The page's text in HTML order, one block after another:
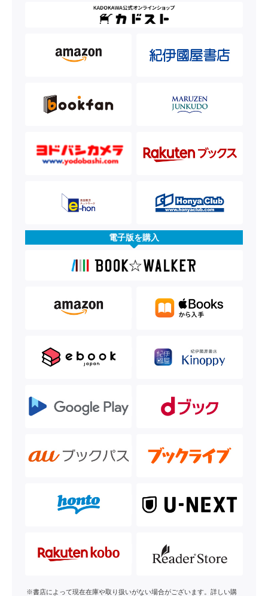
電子版を購入
※書店によって現在在庫や取り扱いがない場合がございます。詳しい購